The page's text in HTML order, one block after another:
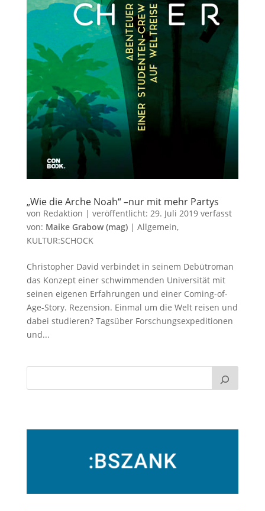
„Wie die Arche Noah“ –nur mit mehr Partys
von Redaktion | veröffentlicht: 29. Juli 2019verfasst
von: Maike Grabow (mag)| Allgemein,
KULTUR:SCHOCK
Christopher David verbindet in seinem Debütroman
das Konzept einer schwimmenden Universität mit
seinen eigenen Erfahrungen und einer Coming-of-
Age-Story. Rezension. Einmal um die Welt reisen und
dabei studieren? Tagsüber Forschungsexpeditionen
und...